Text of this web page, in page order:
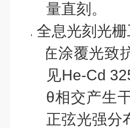
量直刻。
2. 全息光刻光
在涂覆光致
见He-Cd
θ相交产生
正弦光强分